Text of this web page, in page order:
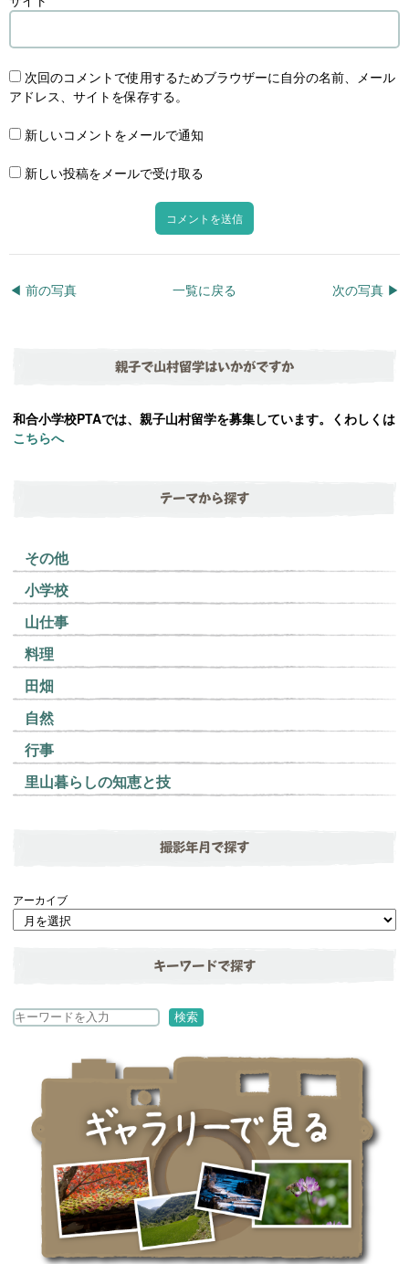
次回のコメントで使用するためブラウザーに自分の名前、メール
アドレス、サイトを保存する。
新しいコメントをメールで通知
新しい投稿をメールで受け取る
◀︎ 前の写真 次の写真 ▶︎
一覧に戻る
親子で山村留学はいかがですか
和合小学校PTAでは、親子山村留学を募集しています。くわしくは
こちらへ
テーマから探す
その他
小学校
山仕事
料理
田畑
自然
行事
里山暮らしの知恵と技
撮影年月で探す
アーカイブ
キーワードで探す
検
検索